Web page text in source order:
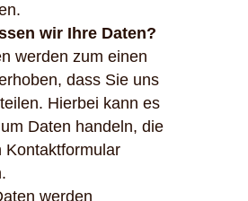
wir Ihre Daten?
werden zum einen
dass Sie uns
Hierbei kann es
Daten handeln, die
Kontaktformular
werden